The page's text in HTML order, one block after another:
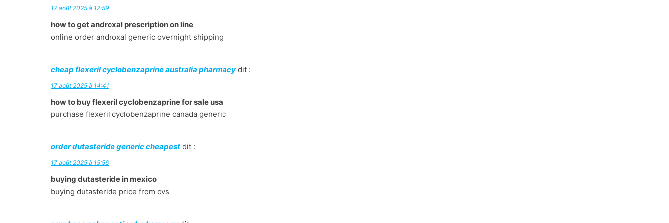
17 août 2025 à 12:59
how to get androxal prescription on line
online order androxal generic overnight shipping
cheap flexeril cyclobenzaprine australia pharmacy dit :
17 août 2025 à 14:41
how to buy flexeril cyclobenzaprine for sale usa
purchase flexeril cyclobenzaprine canada generic
order dutasteride generic cheapest dit :
17 août 2025 à 15:56
buying dutasteride in mexico
buying dutasteride price from cvs